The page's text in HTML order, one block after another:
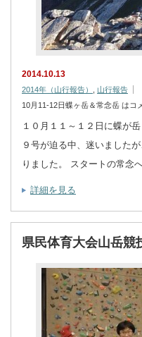
2014.10.13
2014年（山行報告）
山行報告
10月11-12日蝶ヶ岳＆常念岳 は コ
１０月１１～１２日に蝶が
９号が迫る中、迷いました
りました。 スタートの常
詳細を見る
県民体育大会山岳競